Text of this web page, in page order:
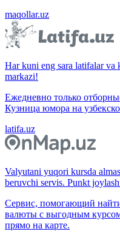
maqollar.uz
Har kuni eng sara latifalar va
markazi!
Ежедневно только
Кузница юмора на
latifa.uz
Valyutani yuqori kursda
beruvchi servis. Punkt
Сервис, помогающий
валюты с выгодным
прямо на карте.